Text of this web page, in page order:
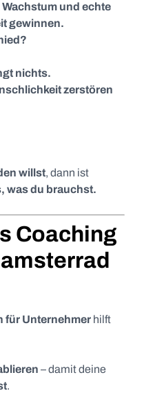
und echte
gewinnen.
nichts.
zerstören
willst, dann ist
was du brauchst.
Coaching
für Unternehmer hilft
– damit deine
.